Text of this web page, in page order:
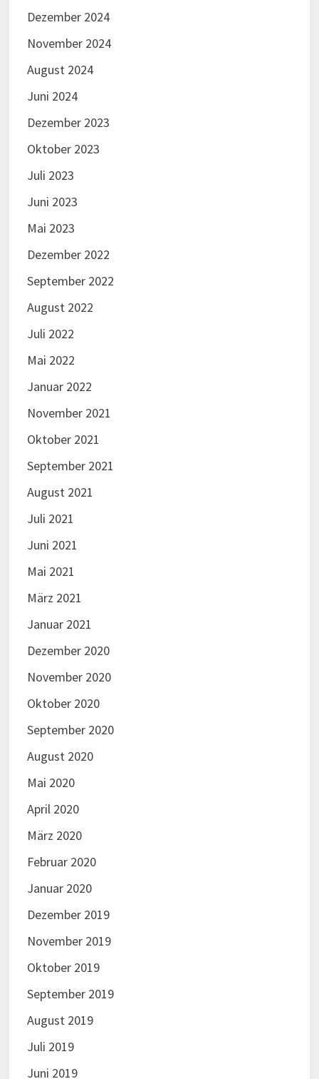
Dezember 2024
November 2024
August 2024
Juni 2024
Dezember 2023
Oktober 2023
Juli 2023
Juni 2023
Mai 2023
Dezember 2022
September 2022
August 2022
Juli 2022
Mai 2022
Januar 2022
November 2021
Oktober 2021
September 2021
August 2021
Juli 2021
Juni 2021
Mai 2021
März 2021
Januar 2021
Dezember 2020
November 2020
Oktober 2020
September 2020
August 2020
Mai 2020
April 2020
März 2020
Februar 2020
Januar 2020
Dezember 2019
November 2019
Oktober 2019
September 2019
August 2019
Juli 2019
Juni 2019